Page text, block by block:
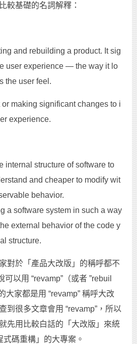
較基礎的名詞解釋：
and rebuilding a product. It sig
user experience — the way it lo
the user feel.
making significant changes to i
experience.
internal structure of software to
and cheaper to modify wit
behavior.
a software system in such a way
external behavior of the code y
structure.
對於「產品大改版」的稱呼都不
以用 “revamp”（或者 ”rebuil
大家都是用 “revamp” 稱呼大改
到很多文章會用 “revamp”，所以
先用比較白話的「大改版」來統
碼重構」的大專案。